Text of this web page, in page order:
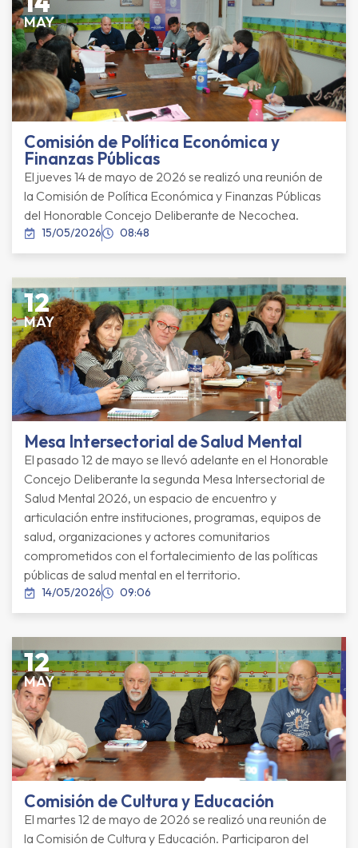
MAY
Comisión de Política Económica y
Finanzas Públicas
El jueves 14 de mayo de 2026 se realizó una reunión de
la Comisión de Política Económica y Finanzas Públicas
del Honorable Concejo Deliberante de Necochea.
15/05/2026 08:48
12
MAY
Mesa Intersectorial de Salud Mental
El pasado 12 de mayo se llevó adelante en el Honorable
Concejo Deliberante la segunda Mesa Intersectorial de
Salud Mental 2026, un espacio de encuentro y
articulación entre instituciones, programas, equipos de
salud, organizaciones y actores comunitarios
comprometidos con el fortalecimiento de las políticas
públicas de salud mental en el territorio.
14/05/2026 09:06
12
MAY
Comisión de Cultura y Educación
El martes 12 de mayo de 2026 se realizó una reunión de
la Comisión de Cultura y Educación. Participaron del